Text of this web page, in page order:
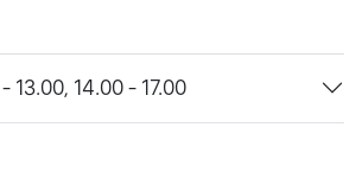
13.00, 14.00 - 17.00